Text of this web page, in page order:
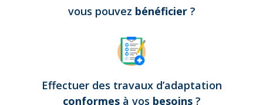
vous pouvez bénéficier ?
Effectuer des travaux d’adaptation
conformes à vos besoins ?